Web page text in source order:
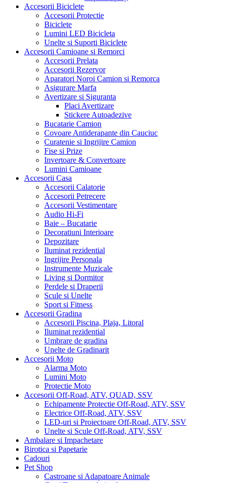
Accesorii Biciclete
Accesorii Protectie
Biciclete
Lumini LED Bicicleta
Unelte si Suporti Biciclete
Accesorii Camioane si Remorci
Accesorii Prelata
Accesorii Rezervor
Aparatori Noroi Camion si Remorca
Asigurare Marfa
Avertizare si Siguranta
Placi Avertizare
Stickere Autoadezive
Bucatarie Camion
Covoare Antiderapante din Cauciuc
Curatenie si Ingrijire Camion
Fise si Prize
Invertoare & Convertoare
Lumini Camioane
Accesorii Casa
Accesorii Calatorie
Accesorii Petrecere
Accesorii Vestimentare
Audio Hi-Fi
Baie – Bucatarie
Decoratiuni Interioare
Depozitare
Iluminat rezidential
Ingrijire Personala
Instrumente Muzicale
Living si Dormitor
Perdele si Draperii
Scule si Unelte
Sport si Fitness
Accesorii Gradina
Accesorii Piscina, Plaja, Litoral
Iluminat rezidential
Umbrare de gradina
Unelte de Gradinarit
Accesorii Moto
Alarma Moto
Lumini Moto
Protectie Moto
Accesorii Off-Road, ATV, QUAD, SSV
Echipamente Protectie Off-Road, ATV, SSV
Electrice Off-Road, ATV, SSV
LED-uri si Proiectoare Off-Road, ATV, SSV
Unelte si Scule Off-Road, ATV, SSV
Ambalare si Impachetare
Birotica si Papetarie
Cadouri
Pet Shop
Castroane si Adapatoare Animale